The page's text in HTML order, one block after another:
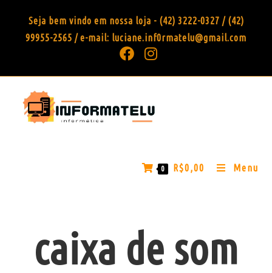
Seja bem vindo em nossa loja - (42) 3222-0327 / (42)
99955-2565 / e-mail: luciane.inf0rmatelu@gmail.com
0 R$0,00 Menu
caixa de som